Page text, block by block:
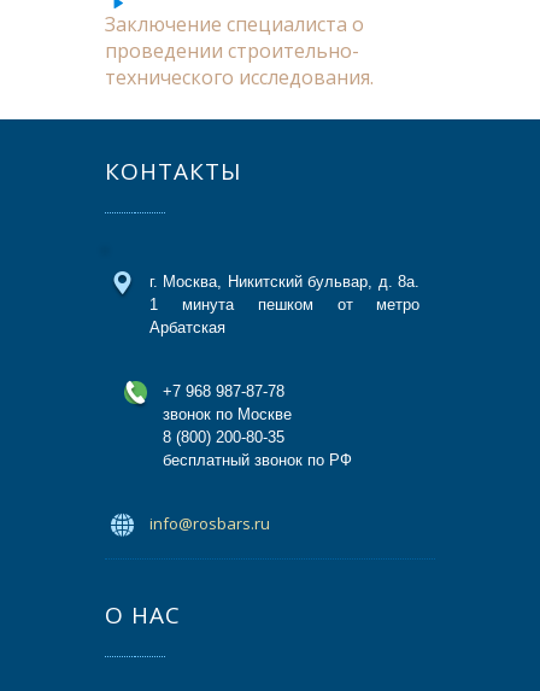
Заключение специалиста о
проведении строительно-
технического исследования.
КОНТАКТЫ
г. Москва, Никитский бульвар, д. 8а.
1 минута пешком от метро
Арбатская
+7 968 987-87-78
звонок по Москве
8 (800) 200-80-35
бесплатный звонок по РФ
info@rosbars.ru
О НАС